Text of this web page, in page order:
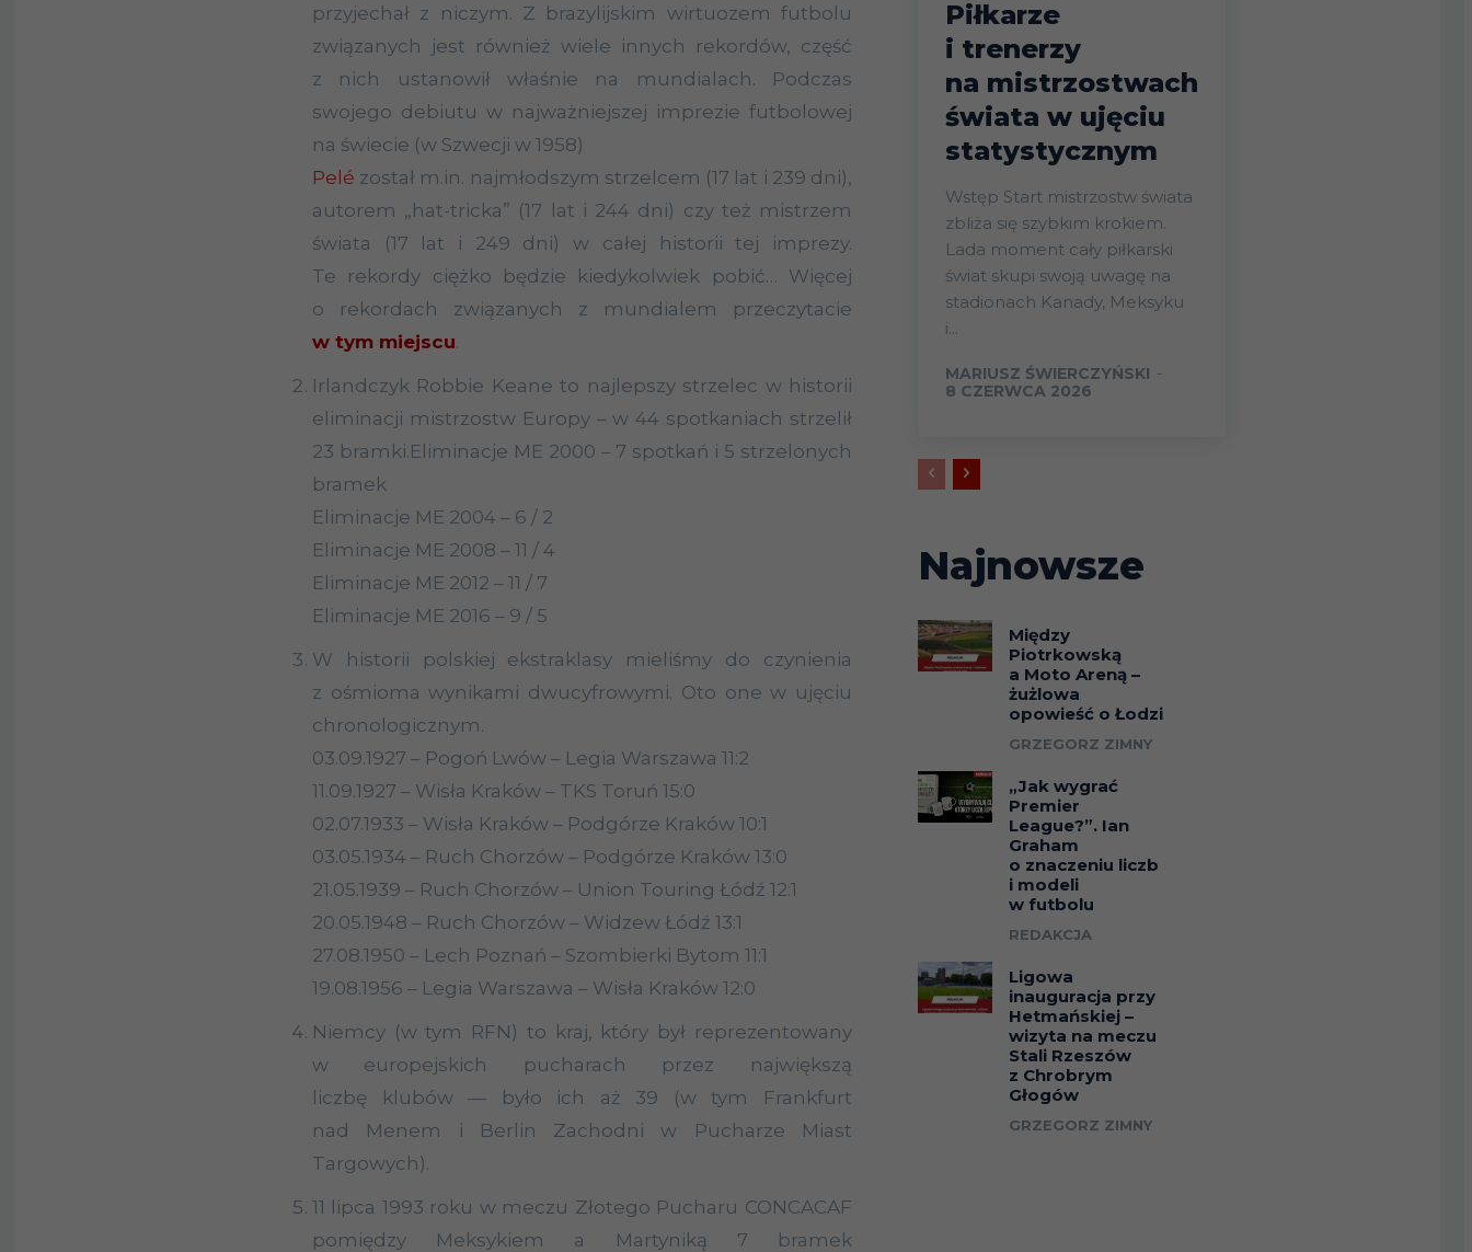
przyjechał z niczym. Z brazylijskim wirtuozem futbolu
związanych jest również wiele innych rekordów, część
z nich ustanowił właśnie na mundialach. Podczas
swojego debiutu w najważniejszej imprezie futbolowej
na świecie (w Szwecji w 1958)
Pelé został m.in. najmłodszym strzelcem (17 lat i 239 dni),
autorem „hat-tricka” (17 lat i 244 dni) czy też mistrzem
świata (17 lat i 249 dni) w całej historii tej imprezy.
Te rekordy ciężko będzie kiedykolwiek pobić… Więcej
o rekordach związanych z mundialem przeczytacie
w tym miejscu.
Irlandczyk Robbie Keane to najlepszy strzelec w historii
eliminacji mistrzostw Europy – w 44 spotkaniach strzelił
23 bramki.Eliminacje ME 2000 – 7 spotkań i 5 strzelonych
bramek
Eliminacje ME 2004 – 6 / 2
Eliminacje ME 2008 – 11 / 4
Eliminacje ME 2012 – 11 / 7
Eliminacje ME 2016 – 9 / 5
W historii polskiej ekstraklasy mieliśmy do czynienia
z ośmioma wynikami dwucyfrowymi. Oto one w ujęciu
chronologicznym.
03.09.1927 – Pogoń Lwów – Legia Warszawa 11:2
11.09.1927 – Wisła Kraków – TKS Toruń 15:0
02.07.1933 – Wisła Kraków – Podgórze Kraków 10:1
03.05.1934 – Ruch Chorzów – Podgórze Kraków 13:0
21.05.1939 – Ruch Chorzów – Union Touring Łódź 12:1
20.05.1948 – Ruch Chorzów – Widzew Łódź 13:1
27.08.1950 – Lech Poznań – Szombierki Bytom 11:1
19.08.1956 – Legia Warszawa – Wisła Kraków 12:0
Niemcy (w tym RFN) to kraj, który był reprezentowany
w europejskich pucharach przez największą
liczbę klubów — było ich aż 39 (w tym Frankfurt
nad Menem i Berlin Zachodni w Pucharze Miast
Targowych).
11 lipca 1993 roku w meczu Złotego Pucharu CONCACAF
pomiędzy Meksykiem a Martyniką 7 bramek
Piłkarze
i trenerzy
na mistrzostwach
świata w ujęciu
statystycznym
Wstęp Start mistrzostw świata
zbliża się szybkim krokiem.
Lada moment cały piłkarski
świat skupi swoją uwagę na
stadionach Kanady, Meksyku
i...
MARIUSZ ŚWIERCZYŃSKI -
8 CZERWCA 2026
Najnowsze
Między
Piotrkowską
a Moto Areną –
żużlowa
opowieść o Łodzi
GRZEGORZ ZIMNY
„Jak wygrać
Premier
League?”. Ian
Graham
o znaczeniu liczb
i modeli
w futbolu
REDAKCJA
Ligowa
inauguracja przy
Hetmańskiej –
wizyta na meczu
Stali Rzeszów
z Chrobrym
Głogów
GRZEGORZ ZIMNY